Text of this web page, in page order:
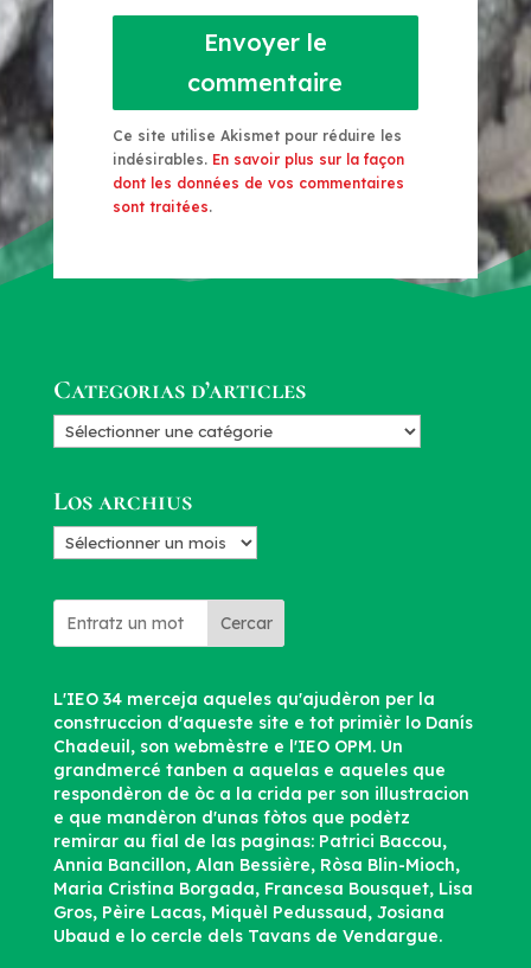
Envoyer le
commentaire
Ce site utilise Akismet pour réduire les
indésirables. En savoir plus sur la façon
dont les données de vos commentaires
sont traitées.
Categorias d’articles
Categorias
Los archius
Los
Cercar
L'IEO 34 merceja aqueles qu'ajudèron per la
construccion d'aqueste site e tot primièr lo Danís
Chadeuil, son webmèstre e l'IEO OPM. Un
grandmercé tanben a aquelas e aqueles que
respondèron de òc a la crida per son illustracion
e que mandèron d'unas fòtos que podètz
remirar au fial de las paginas: Patrici Baccou,
Annia Bancillon, Alan Bessière, Ròsa Blin-Mioch,
Maria Cristina Borgada, Francesa Bousquet, Lisa
Gros, Pèire Lacas, Miquèl Pedussaud, Josiana
Ubaud e lo cercle dels Tavans de Vendargue.